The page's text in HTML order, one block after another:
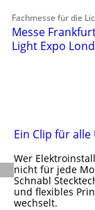
Fachmesse für die
Messe
Light Expo
Ein Clip für
Wer
nicht für jede
Schnabl
und flexibles
wechselt.